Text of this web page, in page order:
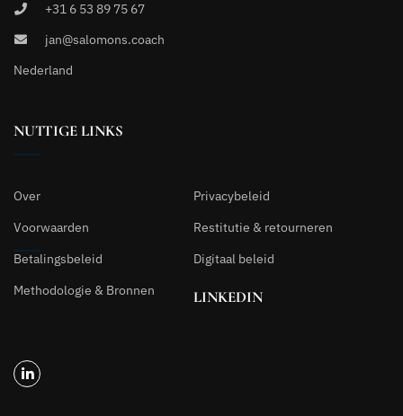
+31 6 53 89 75 67
jan@salomons.coach
Nederland
NUTTIGE LINKS
Over
Privacybeleid
Voorwaarden
Restitutie & retourneren
Betalingsbeleid
Digitaal beleid
Methodologie & Bronnen
LINKEDIN